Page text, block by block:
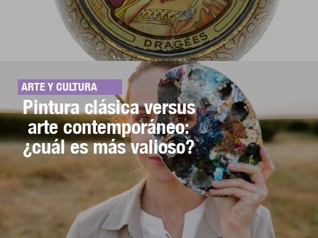
ARTE Y CULTURA
Pintura clásica versus
arte contemporáneo:
¿cuál es más valioso?